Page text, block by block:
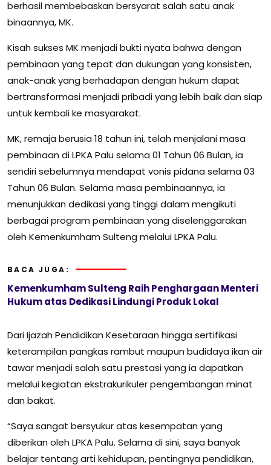
berhasil membebaskan bersyarat salah satu anak
binaannya, MK.
Kisah sukses MK menjadi bukti nyata bahwa dengan
pembinaan yang tepat dan dukungan yang konsisten,
anak-anak yang berhadapan dengan hukum dapat
bertransformasi menjadi pribadi yang lebih baik dan siap
untuk kembali ke masyarakat.
MK, remaja berusia 18 tahun ini, telah menjalani masa
pembinaan di LPKA Palu selama 01 Tahun 06 Bulan, ia
sendiri sebelumnya mendapat vonis pidana selama 03
Tahun 06 Bulan. Selama masa pembinaannya, ia
menunjukkan dedikasi yang tinggi dalam mengikuti
berbagai program pembinaan yang diselenggarakan
oleh Kemenkumham Sulteng melalui LPKA Palu.
BACA JUGA:
Kemenkumham Sulteng Raih Penghargaan Menteri
Hukum atas Dedikasi Lindungi Produk Lokal
Dari Ijazah Pendidikan Kesetaraan hingga sertifikasi
keterampilan pangkas rambut maupun budidaya ikan air
tawar menjadi salah satu prestasi yang ia dapatkan
melalui kegiatan ekstrakurikuler pengembangan minat
dan bakat.
“Saya sangat bersyukur atas kesempatan yang
diberikan oleh LPKA Palu. Selama di sini, saya banyak
belajar tentang arti kehidupan, pentingnya pendidikan,